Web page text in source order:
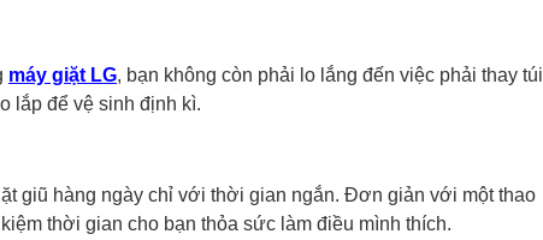
máy giặt LG, bạn không còn phải lo lắng đến việc phải thay túi
lắp để vệ sinh định kì.
giũ hàng ngày chỉ với thời gian ngắn. Đơn giản với một thao
thời gian cho bạn thỏa sức làm điều mình thích.